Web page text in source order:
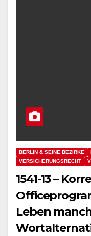
BERLIN & SEINE BEZIRKE
VERSICHERUNGSRECHT
1541-13 –
Leben